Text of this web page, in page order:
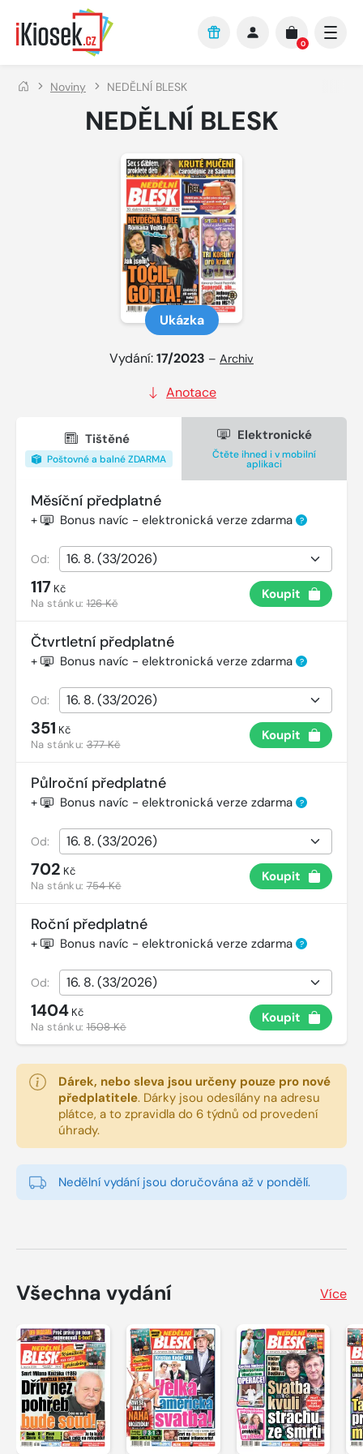
Přejít na hlavní obsah
0
Noviny NEDĚLNÍ BLESK
NEDĚLNÍ BLESK
Ukázka
Vydání:17/2023 – Archiv
Anotace
Tištěné
Poštovné a balné ZDARMA
Elektronické
Čtěte ihned i v mobilní
aplikaci
Měsíční předplatné
+ Bonus navíc - elektronická verze zdarma ?
Od:
117 Kč
Na stánku:126 Kč
Koupit
Čtvrtletní předplatné
+ Bonus navíc - elektronická verze zdarma ?
Od:
351 Kč
Na stánku:377 Kč
Koupit
Půlroční předplatné
+ Bonus navíc - elektronická verze zdarma ?
Od:
702 Kč
Na stánku:754 Kč
Koupit
Roční předplatné
+ Bonus navíc - elektronická verze zdarma ?
Od:
1404 Kč
Na stánku:1508 Kč
Koupit
Dárek, nebo sleva jsou určeny pouze pro nové
předplatitele. Dárky jsou odesílány na adresu
plátce, a to zpravidla do 6 týdnů od provedení
úhrady.
Nedělní vydání jsou doručována až v pondělí.
Všechna vydání Více